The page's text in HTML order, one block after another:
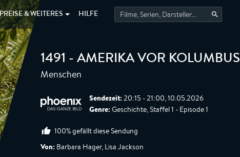
PREISE &WEITERES HILFE
1491 - AMERIKA VOR KOLUMBUS
Menschen
Sendezeit: 20:15 - 21:00, 10.05.2026
Genre: Geschichte, Staffel 1 - Episode 1
100% gefällt diese Sendung
Von: Barbara Hager, Lisa Jackson